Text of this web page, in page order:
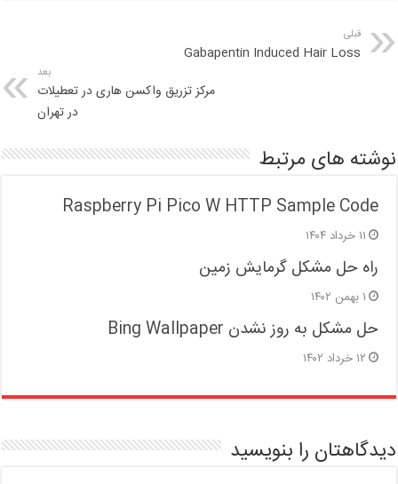
قبلی
Gabapentin Induced Hair Loss
بعد
مرکز تزریق واکسن هاری در تعطیلات
در تهران
نوشته های مرتبط
Raspberry Pi Pico W HTTP Sample Code
۱۱ خرداد ۱۴۰۴
راه حل مشکل گرمایش زمین
۱ بهمن ۱۴۰۲
حل مشکل به روز نشدن Bing Wallpaper
۱۲ خرداد ۱۴۰۲
دیدگاهتان را بنویسید